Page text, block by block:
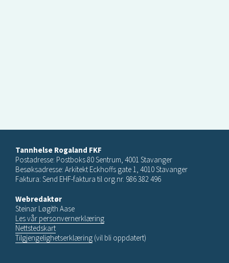
Tannhelse Rogaland FKF
Postadresse: Postboks 80 Sentrum, 4001 Stavanger
Besøksadresse: Arkitekt Eckhoffs gate 1, 4010 Stavanger
Faktura: Send EHF-faktura til org.nr. 986 382 496
Webredaktør
Steinar Løgith Aase
Les vår personvernerklæring
Nettstedskart
Tilgjengelighetserklæring (vil bli oppdatert)